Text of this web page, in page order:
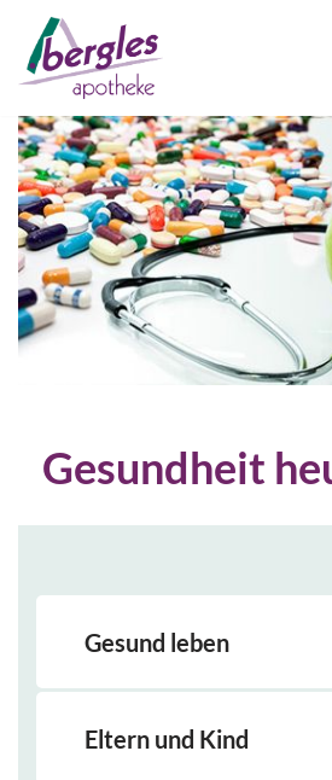
Zum
springen
Gesundheit
Gesund leben
Eltern und Kind